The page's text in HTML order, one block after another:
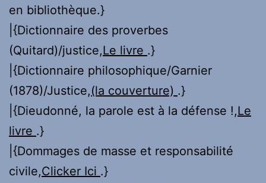
en bibliothèque.}
|{Dictionnaire des proverbes
(Quitard)/justice,Le livre .}
|{Dictionnaire philosophique/Garnier
(1878)/Justice,(la couverture) .}
|{Dieudonné, la parole est à la défense !,Le
livre .}
|{Dommages de masse et responsabilité
civile,Clicker Ici .}